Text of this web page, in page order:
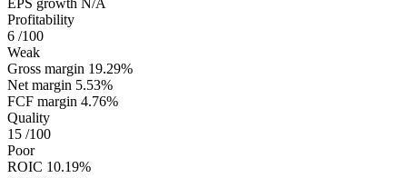
EPS growth N/A
Profitability
6 /100
Weak
Gross margin 19.29%
Net margin 5.53%
FCF margin 4.76%
Quality
15 /100
Poor
ROIC 10.19%